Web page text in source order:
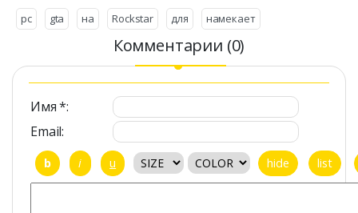
pc gta на Rockstar для намекает
Комментарии (0)
Имя *:
Email: